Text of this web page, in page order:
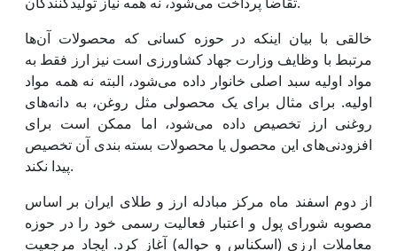
خالقی با بیان اینکه در حوزه کسانی که محصولات آن‌ها
مرتبط با وظایف وزارت جهاد کشاورزی است نیز ارز فقط به
مواد اولیه سبد اصلی خانوار داده می‌شود، البته نه همه مواد
اولیه. برای مثال برای یک محصولی مثل روغن، به دانه‌های
روغنی ارز تخصیص داده می‌شود، اما ممکن است برای
افزودنی‌های این محصول یا محصولات بسته بندی آن تخصیص
پیدا نکند.
از دوم اسفند ماه مرکز مبادله ارز و طلای ایران بر اساس
مصوبه شورای پول و اعتبار فعالیت رسمی خود را در حوزه
معاملات ارزی (اسکناس و حواله) آغاز کرد. ایجاد مرجعیت